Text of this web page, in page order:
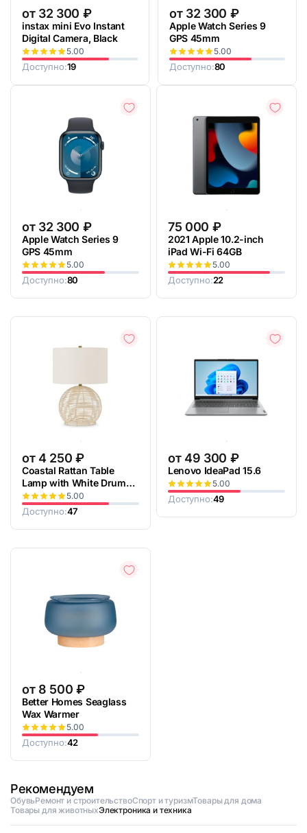
от 32 300 ₽
instax mini Evo Instant
Digital Camera, Black
5.00
Доступно:19
от 32 300 ₽
Apple Watch Series 9
GPS 45mm
5.00
Доступно:80
от 32 300 ₽
Apple Watch Series 9
GPS 45mm
5.00
Доступно:80
75 000 ₽
2021 Apple 10.2-inch
iPad Wi-Fi 64GB
5.00
Доступно:22
от 4 250₽
Coastal Rattan Table
Lamp with White Drum
Linen Shade
5.00
Доступно:47
от 49 300 ₽
Lenovo IdeaPad 15.6
5.00
Доступно:49
от 8 500₽
Better Homes Seaglass
Wax Warmer
5.00
Доступно:42
Рекомендуем
ОбувьРемонт и строительствоСпорт и туризмТовары для дома
Товары для животныхЭлектроника и техника